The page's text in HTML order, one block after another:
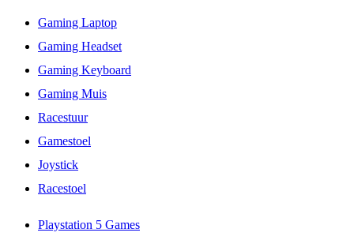
Gaming Laptop
Gaming Headset
Gaming Keyboard
Gaming Muis
Racestuur
Gamestoel
Joystick
Racestoel
Playstation 5 Games